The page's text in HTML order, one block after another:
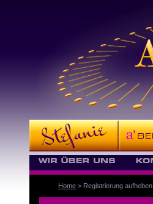
Home > Registrierung aufheben